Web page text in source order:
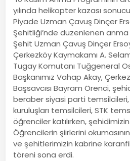
yılında helikopter kazası
Piyade Uzman Çavuş Dinçer
Şehitliği’nde düzenlenen anma
Şehit Uzman Çavuş Dinçer
Çerkezköy Kaymakamı A.
Tugay Komutanı Tuğgeneral
Başkanımız Vahap Akay,
Başsavcısı Bayram Örenci,
beraber siyasi parti
kuruluşları temsilcileri, STK
öğrenciler katılırken,
Öğrencilerin şiirlerini
ve şehitlerimizin kabrine karanfil
töreni sona erdi.